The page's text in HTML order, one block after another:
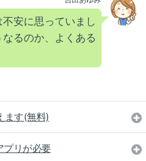
安に思っていまし
るのか、よくある
ます(無料)
プリが必要